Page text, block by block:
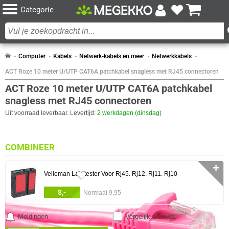
Categorie
Computer Kabels Netwerk-kabels en meer Netwerkkabels
ACT Roze 10 meter U/UTP CAT6A patchkabel snagless met RJ45 connectoren
ACT Roze 10 meter U/UTP CAT6A patchkabel
snagless met RJ45 connectoren
Uit voorraad leverbaar. Levertijd: 2 werkdagen (dinsdag)
Vergelijk product
Meldingen
COMBINEER
Velleman Lan-tester Voor Rj45. Rj12. Rj11. Rj10
8,- Normaal 9,95
✛
0 artikelen geselecteerd